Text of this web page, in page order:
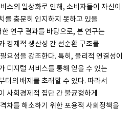
스의 일상화로 인해, 소비자들이 자신이
를 충분히 인지하지 못하고 있을
연구 결과를 바탕으로, 본 연구는
경제적 생산성 간 선순환 구조를
요성을 강조한다. 특히, 물리적 연결성이
디지털 서비스를 통해 얻을 수 있는
터의 배제를 초래할 수 있다. 따라서
사회경제적 집단 간 불균형하게
차를 해소하기 위한 포용적 사회정책을